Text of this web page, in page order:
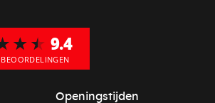
Openingstijden